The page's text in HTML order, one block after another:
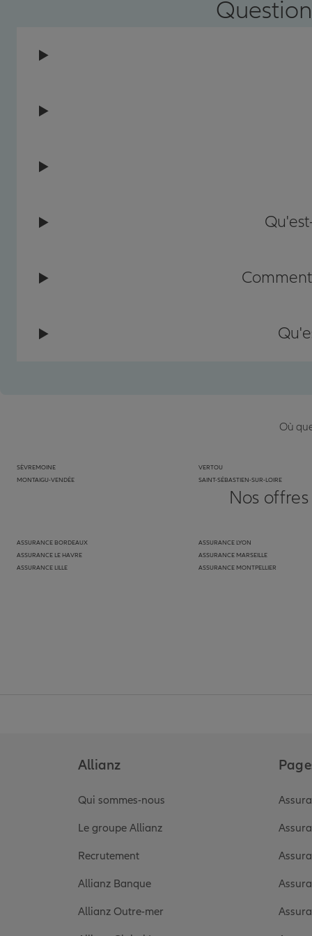
Où
SÈVREMOINE
MONTAIGU-VENDÉE
VERTOU
SAINT-SÉBASTIEN-SUR-LOIRE
Nos
ASSURANCE BORDEAUX
ASSURANCE LE HAVRE
ASSURANCE LILLE
ASSURANCE LYON
ASSURANCE MARSEILLE
ASSURANCE MONTPELLIER
Allianz
Qui sommes-nous
Le groupe Allianz
Recrutement
Allianz Banque
Allianz Outre-mer